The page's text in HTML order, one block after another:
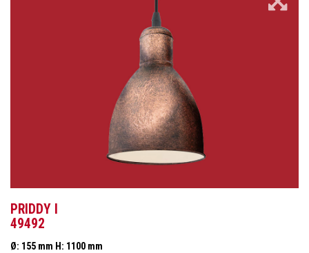
PRIDDY I
49492
Ø: 155 mm H: 1100 mm